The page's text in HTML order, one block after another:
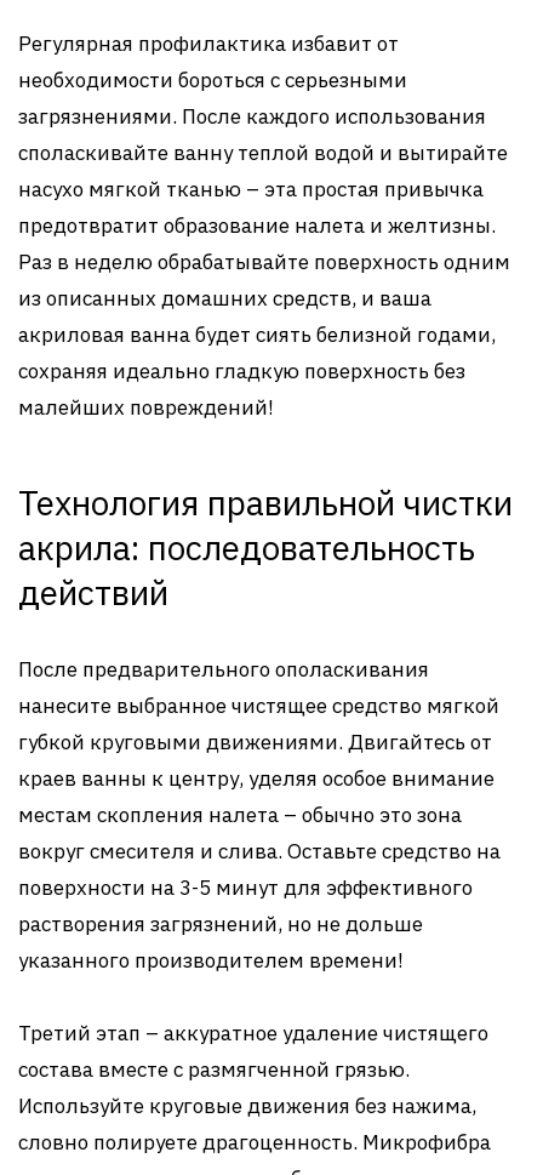
Регулярная профилактика избавит от
необходимости бороться с серьезными
загрязнениями. После каждого использования
споласкивайте ванну теплой водой и вытирайте
насухо мягкой тканью – эта простая привычка
предотвратит образование налета и желтизны.
Раз в неделю обрабатывайте поверхность одним
из описанных домашних средств, и ваша
акриловая ванна будет сиять белизной годами,
сохраняя идеально гладкую поверхность без
малейших повреждений!
Технология правильной чистки
акрила: последовательность
действий
После предварительного ополаскивания
нанесите выбранное чистящее средство мягкой
губкой круговыми движениями. Двигайтесь от
краев ванны к центру, уделяя особое внимание
местам скопления налета – обычно это зона
вокруг смесителя и слива. Оставьте средство на
поверхности на 3-5 минут для эффективного
растворения загрязнений, но не дольше
указанного производителем времени!
Третий этап – аккуратное удаление чистящего
состава вместе с размягченной грязью.
Используйте круговые движения без нажима,
словно полируете драгоценность. Микрофибра